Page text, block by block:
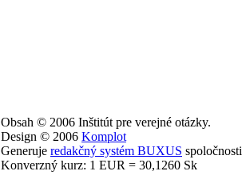
Obsah © 2006 Inštitút pre verejné otázky.
Design © 2006 Komplot
Generuje redakčný systém BUXUS
Konverzný kurz: 1 EUR = 30,1260 Sk